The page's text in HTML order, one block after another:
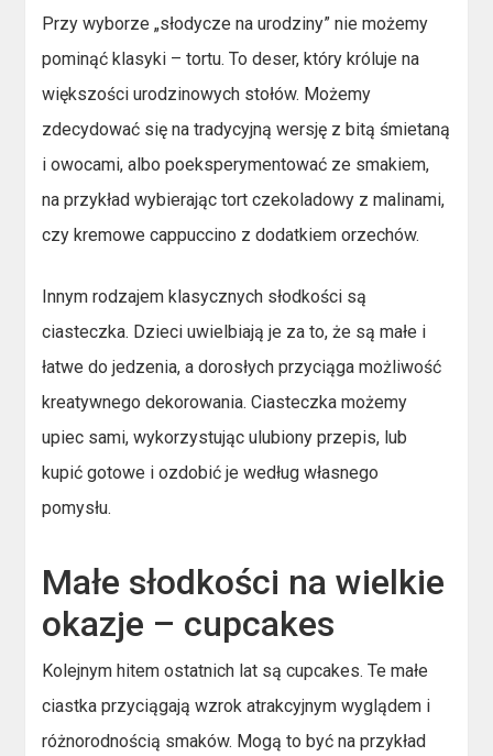
Przy wyborze „słodycze na urodziny” nie możemy
pominąć klasyki – tortu. To deser, który króluje na
większości urodzinowych stołów. Możemy
zdecydować się na tradycyjną wersję z bitą śmietaną
i owocami, albo poeksperymentować ze smakiem,
na przykład wybierając tort czekoladowy z malinami,
czy kremowe cappuccino z dodatkiem orzechów.
Innym rodzajem klasycznych słodkości są
ciasteczka. Dzieci uwielbiają je za to, że są małe i
łatwe do jedzenia, a dorosłych przyciąga możliwość
kreatywnego dekorowania. Ciasteczka możemy
upiec sami, wykorzystując ulubiony przepis, lub
kupić gotowe i ozdobić je według własnego
pomysłu.
Małe słodkości na wielkie
okazje – cupcakes
Kolejnym hitem ostatnich lat są cupcakes. Te małe
ciastka przyciągają wzrok atrakcyjnym wyglądem i
różnorodnością smaków. Mogą to być na przykład